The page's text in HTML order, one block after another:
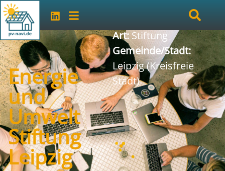
Energie
und
Umwelt
Stiftung
Leipzig
Art:Stiftung
Gemeinde/Stadt:
Leipzig (Kreisfreie
Stadt)